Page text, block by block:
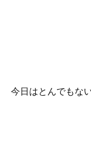
今日はとんでもな